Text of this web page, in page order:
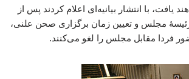
با انتشار بیانیه‌ای اعلام کردند پس از
مجلس و تعیین زمان برگزاری صحن علنی،
فردا مقابل مجلس را لغو می‌کنند.